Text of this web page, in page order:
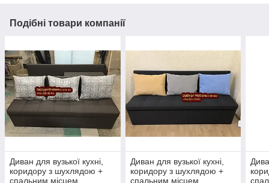
Подібні товари компанії
Диван для вузької кухні,
коридору з шухлядою +
спальним місцем
Диван для вузької кухні,
коридору з шухлядою +
спальним місцем